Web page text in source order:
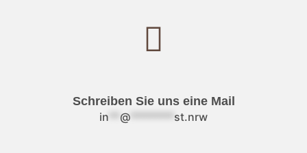
Schreiben Sie uns eine Mail
in
@ st.nrw